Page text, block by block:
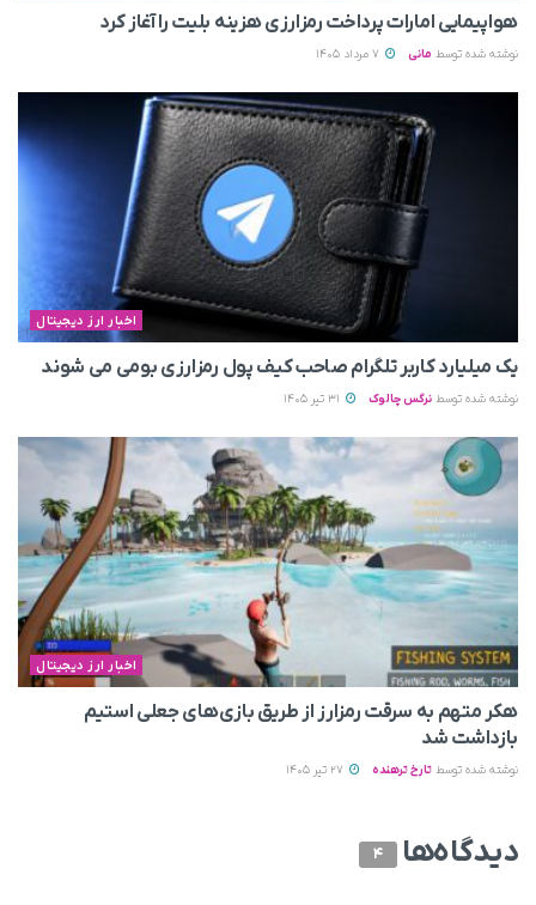
هواپیمایی امارات پرداخت رمزارزی هزینه بلیت را آغاز کرد
نوشته شده توسط مانی
اخبار ارز دیجیتال
یک میلیارد کاربر تلگرام صاحب کیف پول رمزارزی بومی می‌ شوند
نوشته شده توسط نرگس چالوک
اخبار ارز دیجیتال
هکر متهم به سرقت رمزارز از طریق بازی‌های جعلی استیم
بازداشت شد
نوشته شده توسط تارخ ترهنده
دیدگاه‌ها 4